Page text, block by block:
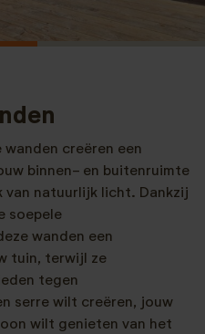
wanden creëren een
binnen- en buitenruimte
van natuurlijk licht. Dankzij
soepele
wanden een
tuin, terwijl ze
tegen
serre wilt creëren, jouw
wilt genieten van het